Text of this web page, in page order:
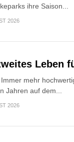
ihre Saison...
2026
Leben
Immer mehr
Jahren auf dem...
2026